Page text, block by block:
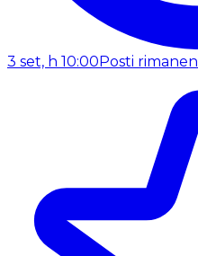
3 set, h 10:00 Posti